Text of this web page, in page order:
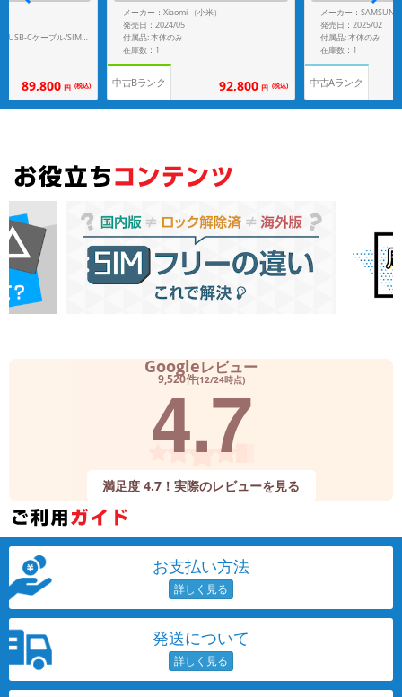
付属品: 箱/1m USB-C - USB-Cケーブル/SIM取り出しツール
89,800 円 (税込)
メーカー：Xiaomi （小米）
発売日：2024/05
付属品: 本体のみ
在庫数：1
中古Bランク 92,800 円 (税込)
メーカー：SAMSUNG
発売日：2025/02
付属品: 本体のみ
在庫数：1
中古Aランク
Googleレビュー
9,520件(12/24時点)
4.7
満足度 4.7！実際のレビューを見る
お支払い方法
発送について